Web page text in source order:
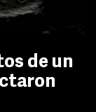
de un